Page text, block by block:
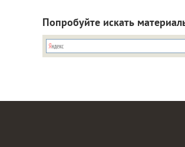
Попробуйте искать